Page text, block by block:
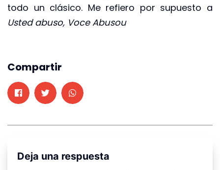
todo un clásico. Me refiero por supuesto a
Usted abuso, Voce Abusou
Compartir
Deja una respuesta